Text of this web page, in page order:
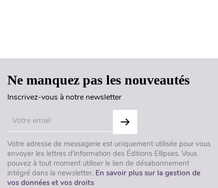
Ne manquez pas les nouveautés
Inscrivez-vous à notre newsletter
Votre adresse de messagerie est uniquement utilisée pour vous
envoyer les lettres d'information des Éditions Ellipses. Vous
pouvez à tout moment utiliser le lien de désabonnement
intégré dans la newsletter. En savoir plus sur la gestion de
vos données et vos droits